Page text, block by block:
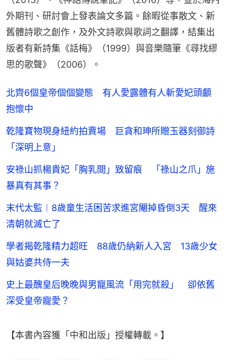
外期刊、研討會上發表論文多篇。餘暇從事散文、新
舊體詩歌之創作，及外文詩歌與歌詞之翻譯，結集出
版者有新詩集《話梅》（1999）與音樂隨筆《尋找繆
思的歌聲》（2006）。
北齊6個皇帝個個變態 有人愛露體有人斬愛妃頭顱
抱懷中
乾隆寶物現身紐約拍賣場 巨貪和珅所贈玉器刻御詩
「深明上意」
安祿山抓楊貴妃「胸乳間」致留痕 「祿山之爪」施
暴真有其事？
末代太監︱8歲童生活困苦求進宮閹掉昏倒3天 醒來
清朝就滅亡了
學者揭乾隆精力超旺 88歲仍納新人入宮 13歲少女
與姑婆共侍一夫
史上最醜皇后晚晚與男寵風流「用完就殺」 卻依舊
深受皇帝寵愛？
【本書內容獲「中和出版」授權轉載。】